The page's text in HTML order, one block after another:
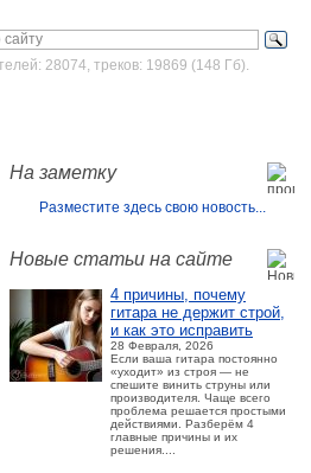
28074, треков: 19869 (148 Гб).
На заметку
Разместите здесь свою новость...
Новые статьи на сайте
4 причины, почему
гитара не держит строй,
и как это исправить
28 Февраля, 2026
Если ваша гитара постоянно
«уходит» из строя — не
спешите винить струны или
производителя. Чаще всего
проблема решается простыми
действиями. Разберём 4
главные причины и их
решения....